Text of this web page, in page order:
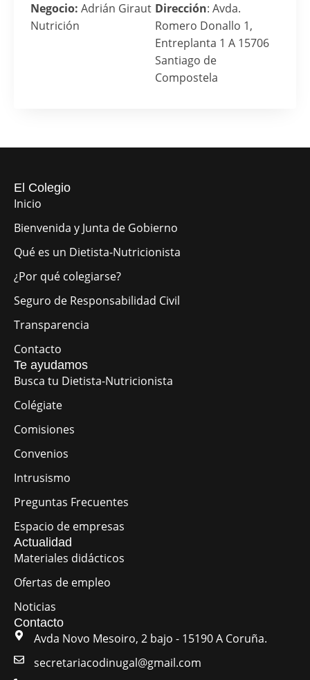
Negocio: Adrián Giraut
Nutrición
Dirección: Avda.
Romero Donallo 1,
Entreplanta 1 A 15706
Santiago de
Compostela
El Colegio
Inicio
Bienvenida y Junta de Gobierno
Qué es un Dietista-Nutricionista
¿Por qué colegiarse?
Seguro de Responsabilidad Civil
Transparencia
Contacto
Te ayudamos
Busca tu Dietista-Nutricionista
Colégiate
Comisiones
Convenios
Intrusismo
Preguntas Frecuentes
Espacio de empresas
Actualidad
Materiales didácticos
Ofertas de empleo
Noticias
Contacto
Avda Novo Mesoiro, 2 bajo - 15190 A Coruña.
secretariacodinugal@gmail.com